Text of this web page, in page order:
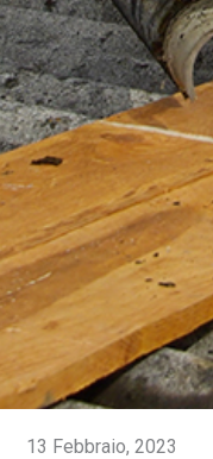
13 Febbraio, 2023